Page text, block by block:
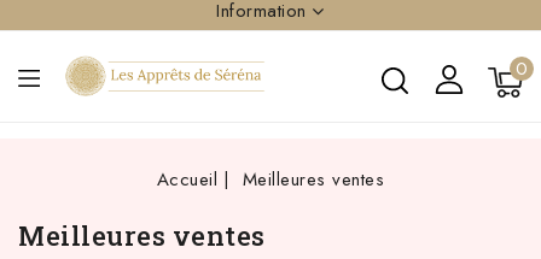
Information
0
Accueil Meilleures ventes
Meilleures ventes